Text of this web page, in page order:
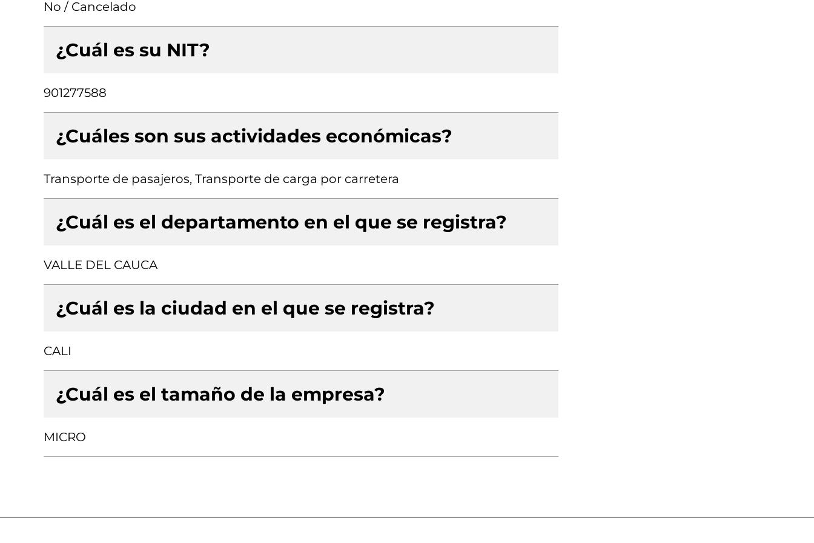
No / Cancelado
¿Cuál es su NIT?
901277588
¿Cuáles son sus actividades económicas?
Transporte de pasajeros, Transporte de carga por carretera
¿Cuál es el departamento en el que se registra?
VALLE DEL CAUCA
¿Cuál es la ciudad en el que se registra?
CALI
¿Cuál es el tamaño de la empresa?
MICRO